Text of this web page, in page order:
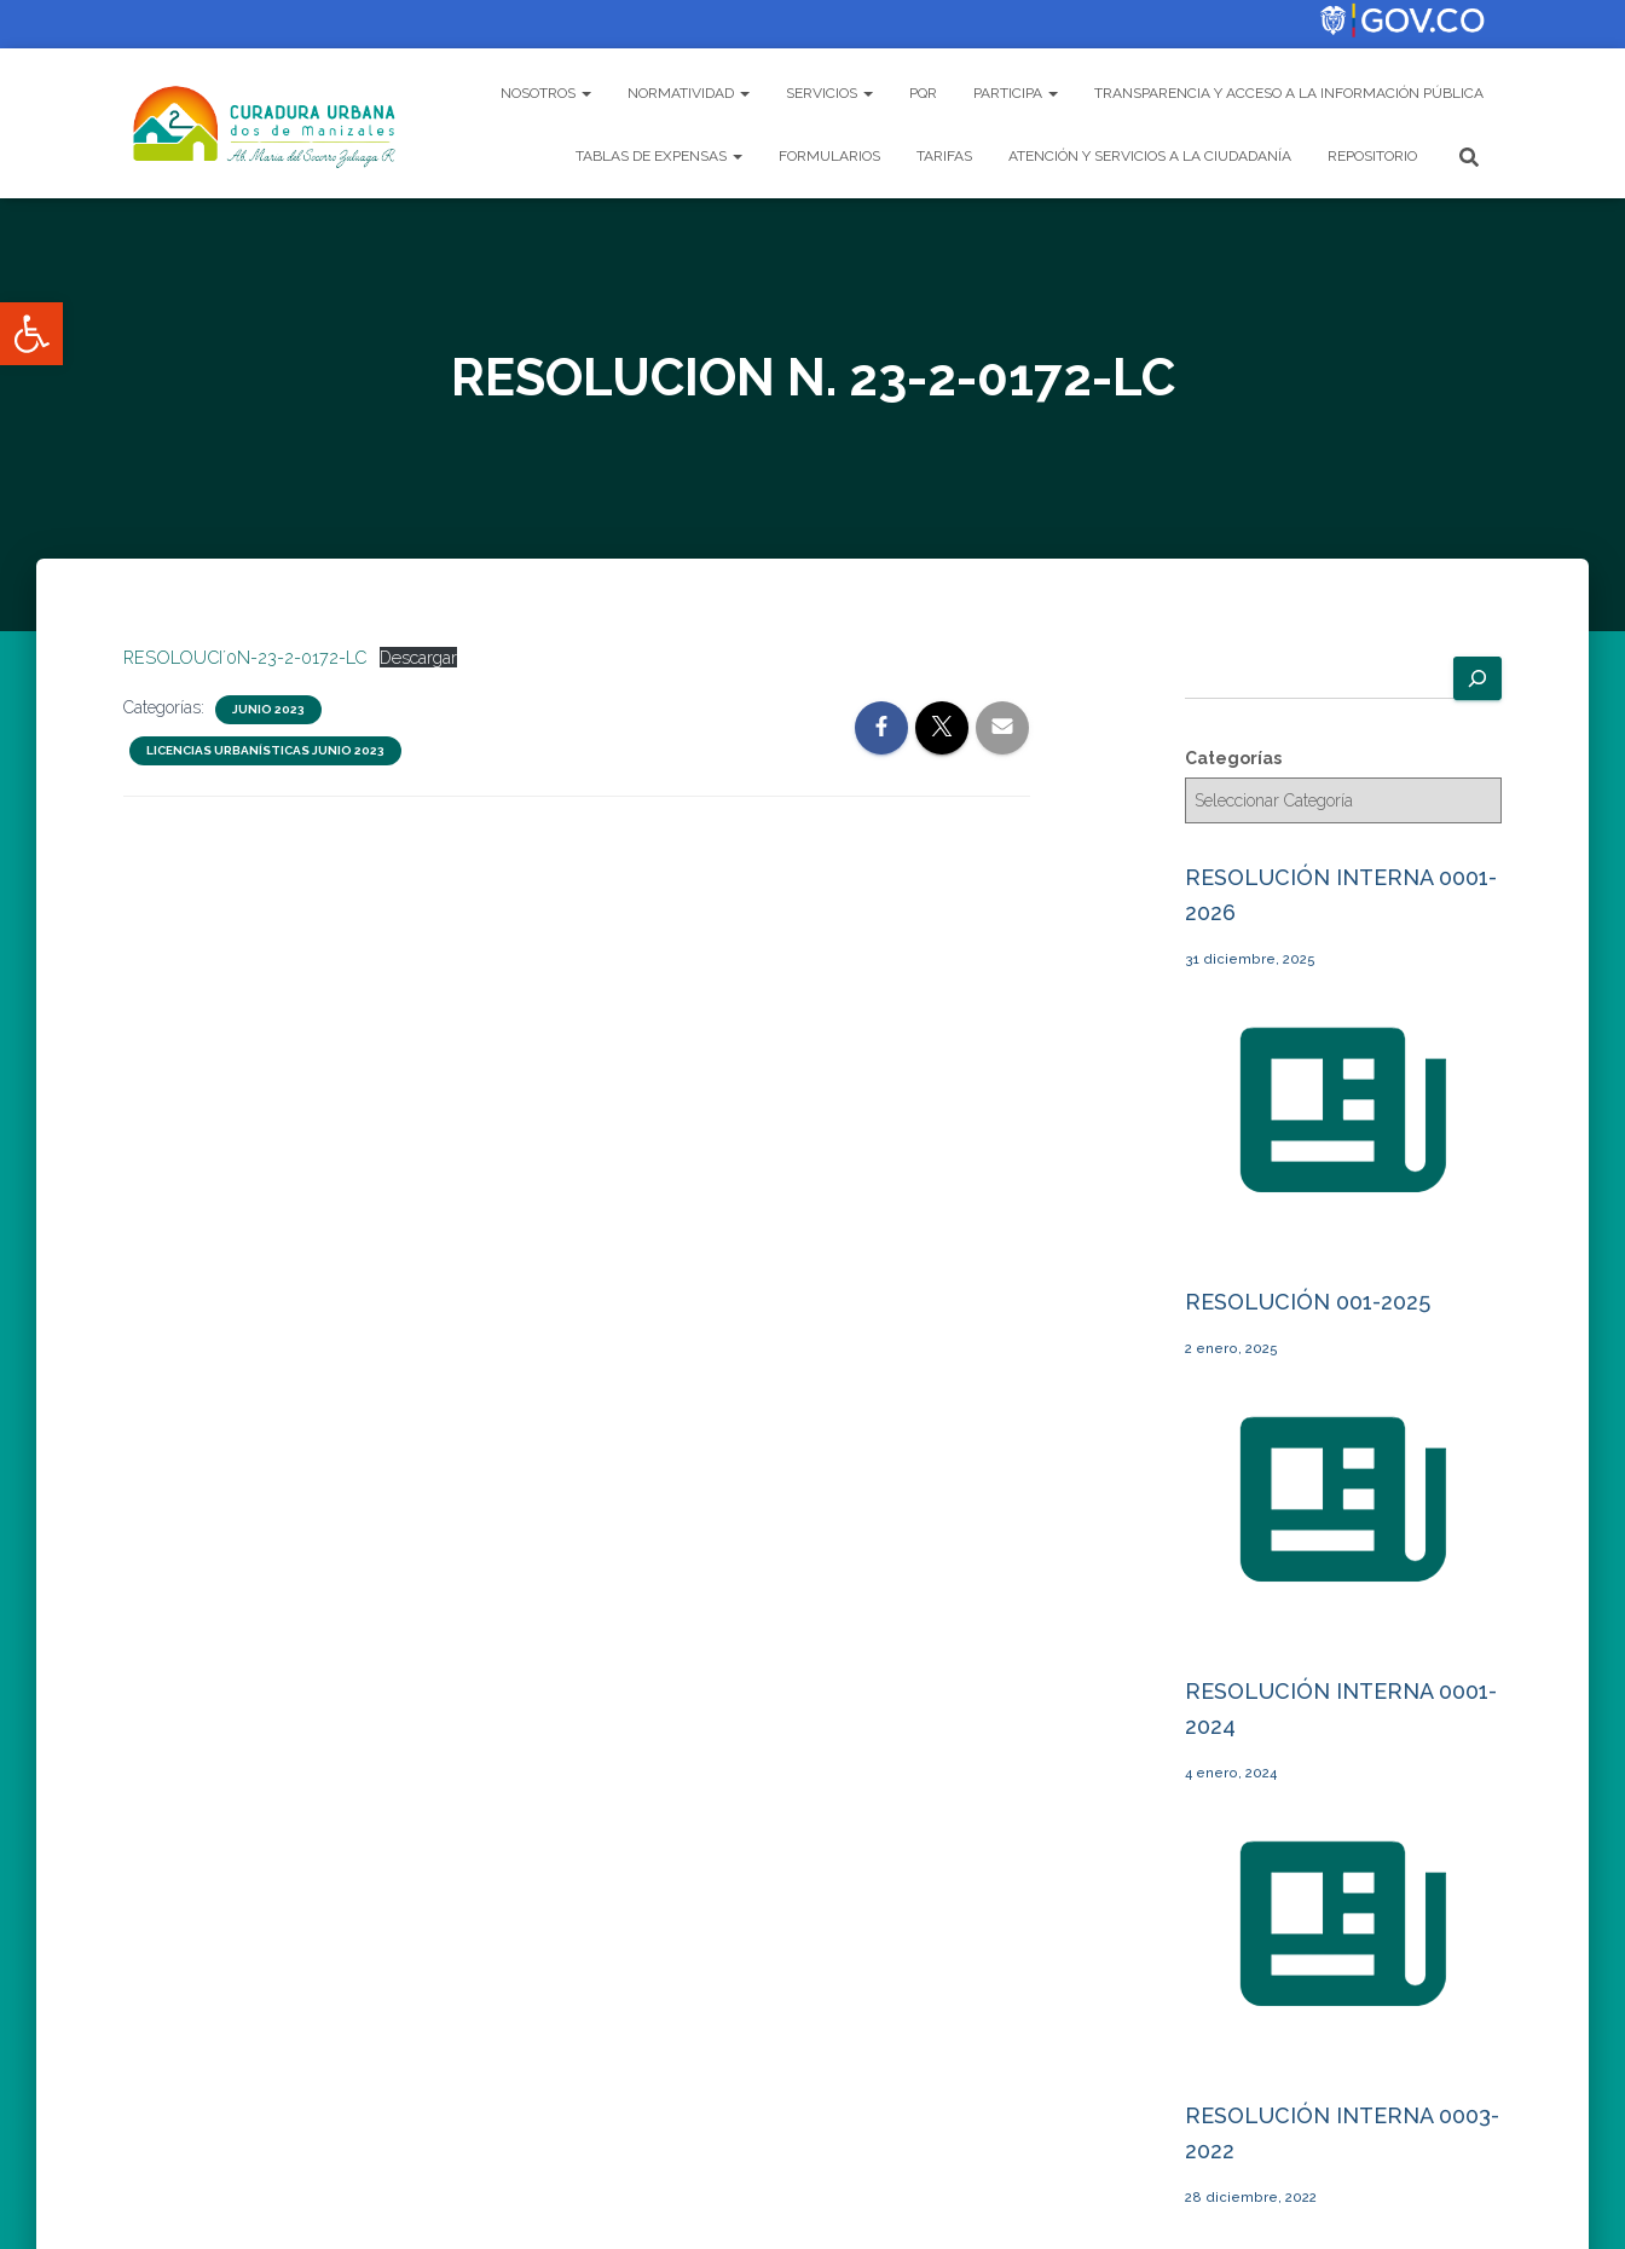
Abrir barra de herramientas
NOSOTROS NORMATIVIDAD SERVICIOS PQR PARTICIPA TRANSPARENCIA Y ACCESO A LA INFORMACIÓN PÚBLICA
TABLAS DE EXPENSAS FORMULARIOS TARIFAS ATENCIÓN Y SERVICIOS A LA CIUDADANÍA REPOSITORIO
RESOLUCION N. 23-2-0172-LC
RESOLOUCI´0N-23-2-0172-LC Descargar
Categorías: JUNIO 2023
LICENCIAS URBANÍSTICAS JUNIO 2023
u
c
a
Categorías
RESOLUCIÓN INTERNA 0001-
2026
31 diciembre, 2025
RESOLUCIÓN 001-2025
2 enero, 2025
RESOLUCIÓN INTERNA 0001-
2024
4 enero, 2024
RESOLUCIÓN INTERNA 0003-
2022
28 diciembre, 2022